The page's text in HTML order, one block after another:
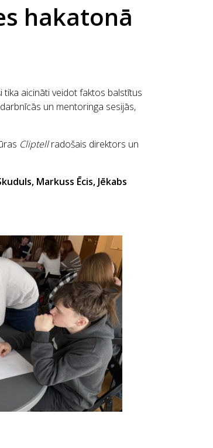
hakatonā
tika aicināti veidot faktos balstītus
un mentoringa sesijās,
Cliptellradošais direktors un
Markuss Ēcis, Jēkabs